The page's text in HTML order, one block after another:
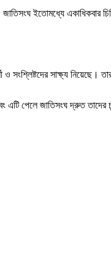
ইতোমধ্যে একাধিকবার
ও সংশ্লিষ্টদের সাক্ষ্য
এটি পেলে জাতিসংঘ দ্রুত